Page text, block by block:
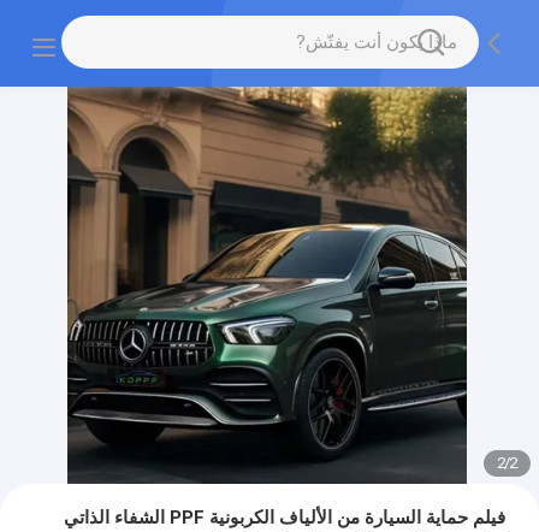
2
/
2
فيلم حماية السيارة من الألياف الكربونية PPF الشفاء الذاتي